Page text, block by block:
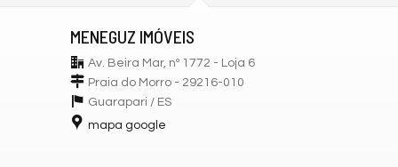
MENEGUZ IMÓVEIS
Av. Beira Mar, nº 1772 - Loja 6
Praia do Morro - 29216-010
Guarapari / ES
mapa google